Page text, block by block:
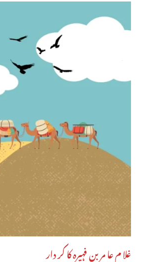
غلا م عا مر بن فہیرہ کا کر دار